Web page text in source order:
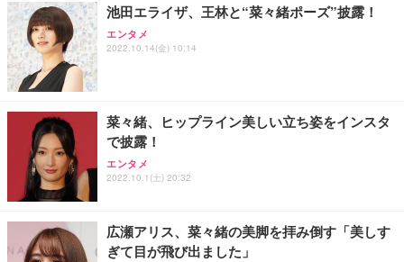
務用 おしゃれ パソコンチェア (ブラック)
Sezlife オフィスチェア デスクチェア 疲れない テレ
ワーク チェア 強化バックレスト 30度ロッキング機
務用 おしゃれ パソコンチェア (ホワイト)
ANDWINT オフィスチェア デスクチェア 肘なし メ
ッシュ 通気性 ランバーサポート付き 腰サポート ガ
ス圧無段階昇降 360度回転 キャスター付き コンパク
【整備済み品】Dell E2724HS 27インチ 液晶モニタ
ー フルHD（1920×1080）VA 非光沢 HDMI/DisplayP
【MiniLED/24.5inch/280Hz/FHD】GRAPHT THE S
HOOTER Gaming Monitor 24” Essential ゲーミン
グモニター QD 24.5インチ 1ms FHD 量子ドット 残
Smart Basic(スマートベーシック) 【Amazon.co.jp
限定】 Smart Basic アイリスオーヤマ ペットシーツ
アイリスオーヤマ ペットシーツ 超厚型 お徳用 レギ
ュラー 200枚入【Amazon.co.jp限定】
池田エライザ、王林と“菜々緒ポーズ”披露！
エンタメ
2022.10.14(金) 10:14
菜々緒、ヒップライン美しい立ち姿をインスタ
で披露！
エンタメ
2022.10.1(土) 20:32
広瀬アリス、菜々緒の美脚を拝み倒す「美しす
ぎて目が飛び出ました」